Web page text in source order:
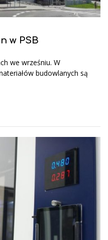
w PSB
we wrześniu. W
budowlanych są